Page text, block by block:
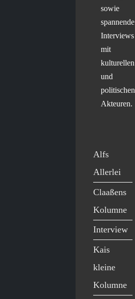
sowie
spannende
Interviews
mit
kulturellen
und
politischen
Akteuren.
Alfs
Allerlei
Claaßens
Kolumne
Interview
Kais
kleine
Kolumne